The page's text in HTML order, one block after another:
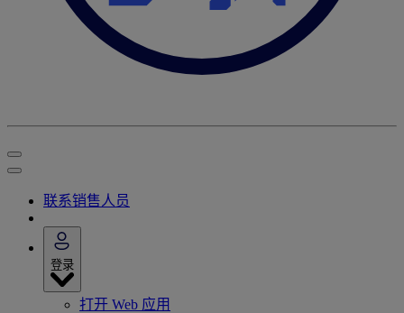
联系销售人员
登录
打开 Web 应用